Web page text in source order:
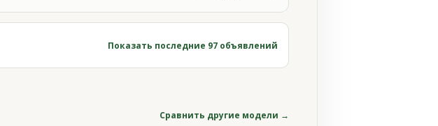
Показать последние 97 объявлений
Сравнить другие модели →